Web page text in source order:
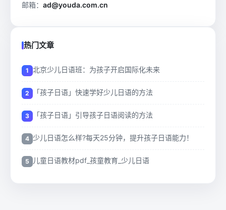
邮箱： ad@youda.com.cn
热门文章
北京少儿日语班：为孩子开启国际化未来
「孩子日语」快速学好少儿日语的方法
「孩子日语」引导孩子日语阅读的方法
少儿日语怎么样?每天25分钟，提升孩子日语能力！
儿童日语教材pdf_孩童教育_少儿日语